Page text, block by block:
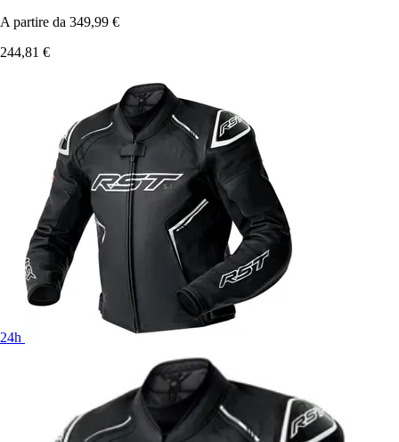
A partire da 349,99 €
244,81 €
24h